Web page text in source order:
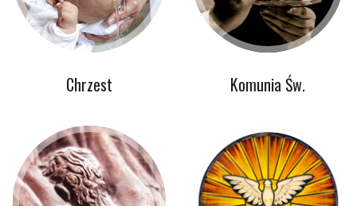
Chrzest Komunia Św.